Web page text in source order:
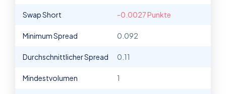
Swap Short -0.0027 Punkte
Minimum Spread 0.092
Durchschnittlicher Spread 0.11
Mindestvolumen 1